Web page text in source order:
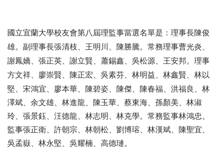
國立宜蘭大學校友會第八屆理監事當選名單是：理事長陳俊
雄。副理事長張清枝、王明川、陳勝騰。常務理事曹光炎、
謝鳳嬌、張正英、謝立賢、蕭錫鑫、吳松源、王安邦。理事
方文祥、廖崇賢、陳正宏、 吳素芬、林明益、林鑫賢、林以
堅、宋鴻宜、廖本華、陳碧姿、陳傑、陳春福、洪福良、林
澤斌、余文雄、林進龍、陳玉華、蔡東海、孫顏美、林淑
玲、張景鈺、汪德龍、林志明、林克學。常務監事林鴻忠。
監事張正衛、許朝宗、林朝松、劉博瑢、林漢斌、陳聖宜、
吳孟嶽、林永堅、吳耀楠、高德璉。